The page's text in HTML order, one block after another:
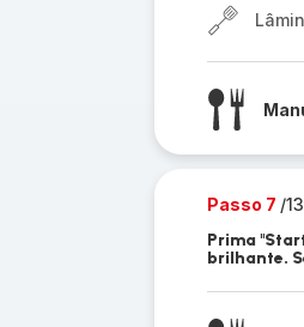
Passo 7 /13
Prima
brilhante.